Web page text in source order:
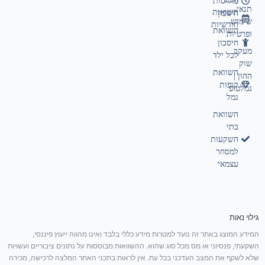
חיסכון
השוואת
חיסכון
לכל ילד
השוואת
קופות
גמל
השוואת
בתי
השקעות
למסחר
עצמאי
תנאי
שימוש
ופרטיות
מעקב
שוק
ההון |
גמלטופ
תשואות
חודשיות
גילוי נאות
המידע המוצג באתר זה נועד למטרות מידע כללי בלבד ואינו מהווה ייעוץ פיננסי,
השקעתי, פנסיוני או מס מכל סוג שהוא. ההשוואות מבוססות על נתונים ציבוריים ועשויות
שלא לשקף את המצב העדכני בכל עת. אין לראות בתכני האתר המלצה לרכישה, מכירה